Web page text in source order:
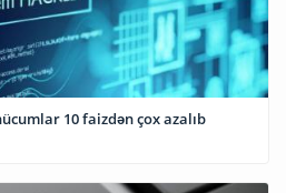
10 faizdən çox azalıb